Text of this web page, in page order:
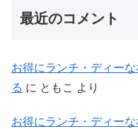
最近のコメント
お得にランチ・ディー
る に ともこ より
お得にランチ・ディー